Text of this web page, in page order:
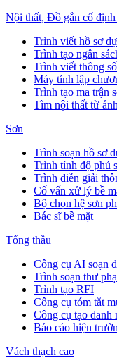
Nội thất, Đồ gắn cố
Trình viết hồ sơ
Trình tạo ngân
Trình viết thông
Máy tính lập
Trình tạo ma trận
Tìm nội thất từ ảnh
Sơn
Trình soạn hồ sơ
Trình tính độ phủ
Trình diễn giải
Cố vấn xử lý bề
Bộ chọn hệ sơn
Bác sĩ bề mặt
Tổng thầu
Công cụ AI soạn
Trình soạn thư
Trình tạo RFI
Công cụ tóm tắt
Công cụ tạo danh
Báo cáo hiện
Vách thạch cao